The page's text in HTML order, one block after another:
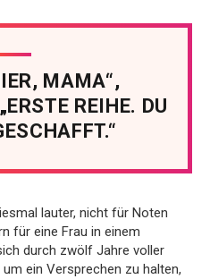
MAMA“,
REIHE. DU
lauter, nicht für Noten
für eine Frau in einem
durch zwölf Jahre voller
ein Versprechen zu halten,